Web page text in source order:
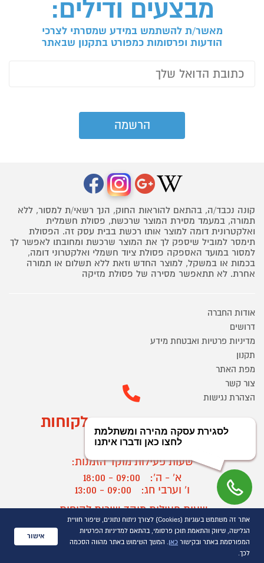
מבצעים ודילים:
מאשר/ת להשתמש במידע שמסרתי לצרכי
הודעות ופרסומות כמפורט בתקנון שבאתר
קונה נכבד/ה, בהתאם להוראות החוק, הנך רשאי/ת למסור, ללא
תמורה, במעמד מסירת המוצר שרכשת, פסולת חשמלית
ואלקטרונית דומה למוצר אותו רכשת בבית עסק זה. הפסולת
תימסר למוביל שיספק לך את המוצר שרכשת ומחובתו לאפשר לך
למסור במועד האספקה פסולת ציוד חשמלי ואלקטרוני דומה,
בכמות או במשקל, למוצר החדש וזאת ללא תשלום או תמורה
אחרת. לא תתאפשר מסירה של פסולת מזיקה
אודות החברה
דרושים
מדיניות פרטיות ואבטחת מידע
תקנון
מפת האתר
צור קשר
הצהרת נגישות
מוקד הזמנות ושירות לקוחות
03-9545370
שעות פעילות מוקד הזמנות:
א' - ה':
09:00 - 18:00
ו' וערבי חג:
09:00 - 13:00
שעות פעילות מוקד שירות לקוחות:
א' - ד':
09:00 - 16:30
ה :
09:00 - 16:00
חול המועד
אתר זה משתמש בעוגיות (Cookies) לצורך ניתוח נתונים, שיפור חוויית
הגלישה, שיווק והתאמת תוכן פרסומי, בהתאם למדיניות הפרטיות
המפורסמת באתר ובקישור כאן. המשך השימוש באתר מהווה הסכמה
לכך.
אישור